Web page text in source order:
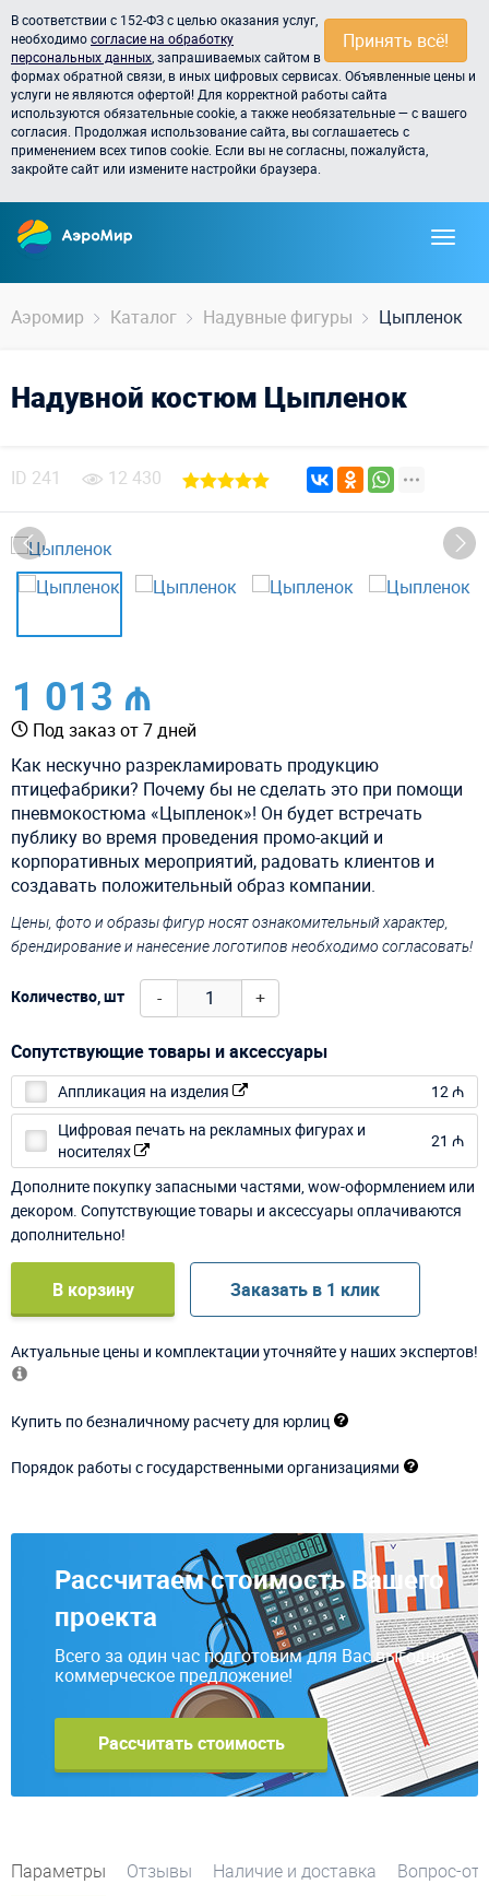
Принять всё!
В соответствии с 152-ФЗ с целью оказания услуг,
необходимосогласие на обработку
персональных данных , запрашиваемых сайтом в
формах обратной связи, в иных цифровых сервисах. Объявленные цены и
услуги не являются офертой! Для корректной работы сайта
используются обязательные cookie, а также необязательные — с вашего
согласия. Продолжая использование сайта, вы соглашаетесь с
применением всех типов cookie. Если вы не согласны, пожалуйста,
закройте сайт или измените настройки браузера.
Аэромир Каталог Надувные фигуры Цыпленок
Надувной костюм Цыпленок
ID 241 12 430
1 013 ₼
Под заказ от 7 дней
Как нескучно разрекламировать продукцию
птицефабрики? Почему бы не сделать это при помощи
пневмокостюма «Цыпленок»! Он будет встречать
публику во время проведения промо-акций и
корпоративных мероприятий, радовать клиентов и
создавать положительный образ компании.
Цены, фото и образы фигур носят ознакомительный характер,
брендирование и нанесение логотипов необходимо согласовать!
Количество, шт - +
Сопутствующие товары и аксессуары
Аппликация на изделия
12 ₼
Цифровая печать на рекламных фигурах и
носителях
21 ₼
Дополните покупку запасными частями, wow-оформлением или
декором. Сопутствующие товары и аксессуары оплачиваются
дополнительно!
В корзину Заказать в 1 клик
Актуальные цены и комплектации уточняйте у наших экспертов!
Купить по безналичному расчету для юрлиц
Порядок работы с государственными организациями
Рассчитаем стоимость Вашего
проекта
Всего за один час подготовим для Вас выгодное
коммерческое предложение!
Рассчитать стоимость
Параметры Отзывы Наличие и доставка Вопрос-